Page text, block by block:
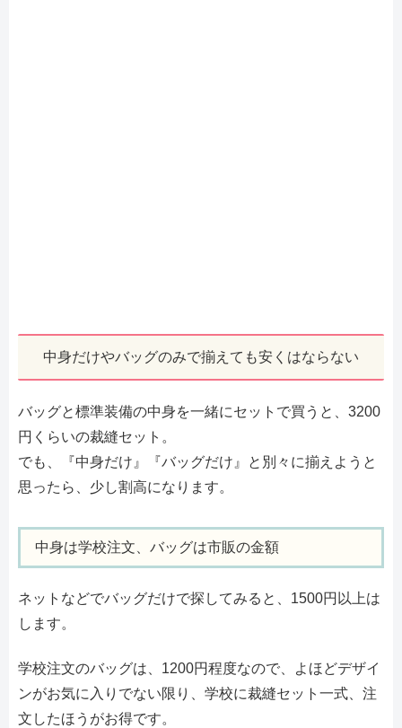
中身だけやバッグのみで揃えても安くはならない
バッグと標準装備の中身を一緒にセットで買うと、3200
円くらいの裁縫セット。
でも、『中身だけ』『バッグだけ』と別々に揃えようと
思ったら、少し割高になります。
中身は学校注文、バッグは市販の金額
ネットなどでバッグだけで探してみると、1500円以上は
します。
学校注文のバッグは、1200円程度なので、よほどデザイ
ンがお気に入りでない限り、学校に裁縫セット一式、注
文したほうがお得です。